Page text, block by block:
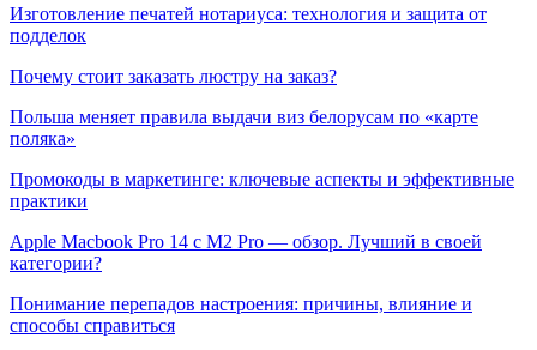
Изготовление печатей нотариуса: технология и защита от
подделок
Почему стоит заказать люстру на заказ?
Польша меняет правила выдачи виз белорусам по «карте
поляка»
Промокоды в маркетинге: ключевые аспекты и эффективные
практики
Apple Macbook Pro 14 с M2 Pro — обзор. Лучший в своей
категории?
Понимание перепадов настроения: причины, влияние и
способы справиться